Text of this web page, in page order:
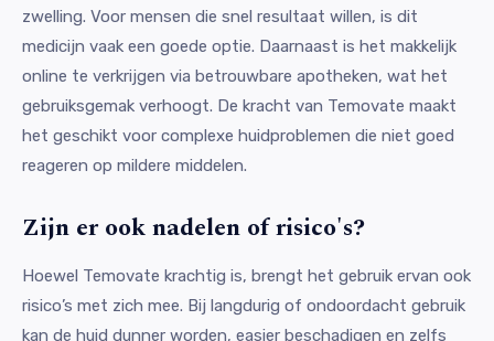
zwelling. Voor mensen die snel resultaat willen, is dit
medicijn vaak een goede optie. Daarnaast is het makkelijk
online te verkrijgen via betrouwbare apotheken, wat het
gebruiksgemak verhoogt. De kracht van Temovate maakt
het geschikt voor complexe huidproblemen die niet goed
reageren op mildere middelen.
Zijn er ook nadelen of risico's?
Hoewel Temovate krachtig is, brengt het gebruik ervan ook
risico’s met zich mee. Bij langdurig of ondoordacht gebruik
kan de huid dunner worden, easier beschadigen en zelfs